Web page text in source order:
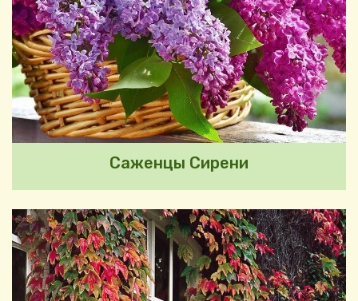
Саженцы Сирени